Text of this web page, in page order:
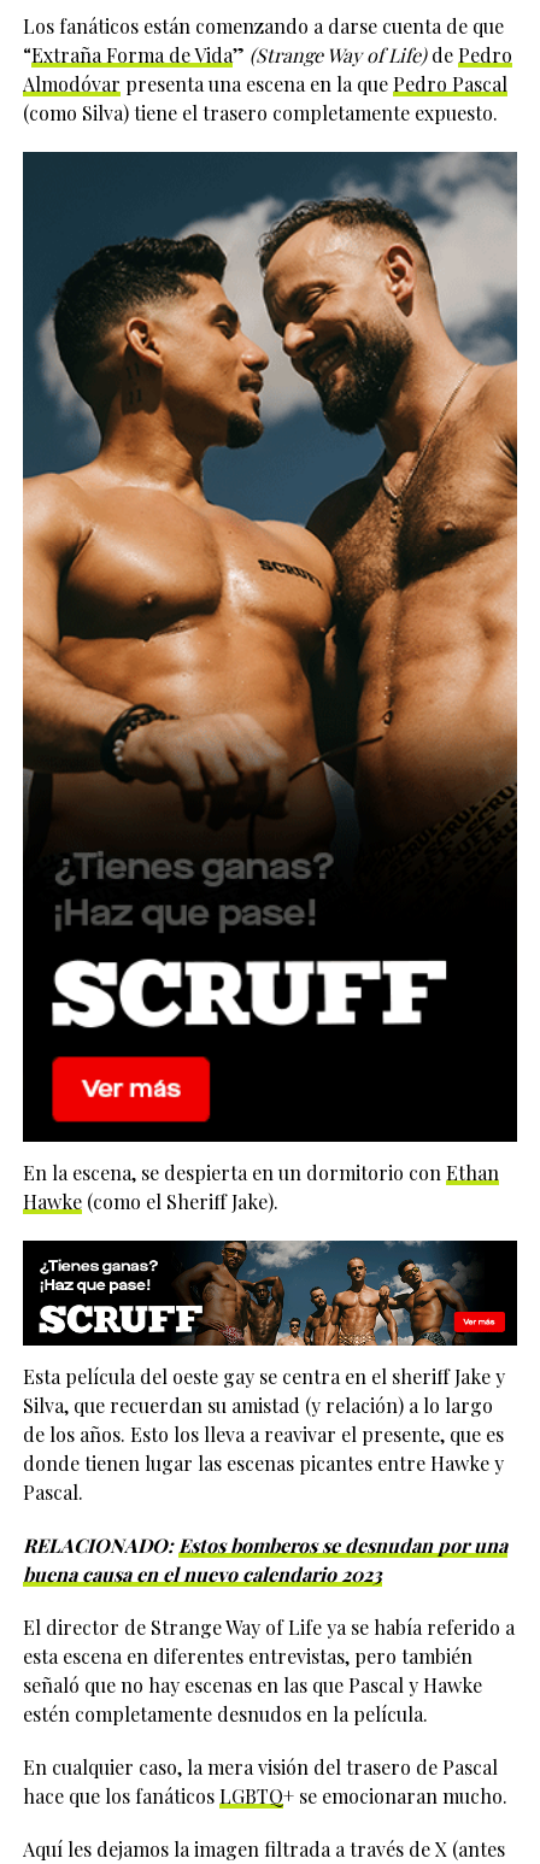
Los fanáticos están comenzando a darse cuenta de que
“Extraña Forma de Vida” (Strange Way of Life)de Pedro
Almodóvar presenta una escena en la que Pedro Pascal
(como Silva) tiene el trasero completamente expuesto.
En la escena, se despierta en un dormitorio con Ethan
Hawke(como el Sheriff Jake).
Esta película del oeste gay se centra en el sheriff Jake y
Silva, que recuerdan su amistad (y relación) a lo largo
de los años. Esto los lleva a reavivar el presente, que es
donde tienen lugar las escenas picantes entre Hawke y
Pascal.
RELACIONADO:Estos bomberos se desnudan por una
buena causa en el nuevo calendario 2023
El director de Strange Way of Life ya se había referido a
esta escena en diferentes entrevistas, pero también
señaló que no hay escenas en las que Pascal y Hawke
estén completamente desnudos en la película.
En cualquier caso, la mera visión del trasero de Pascal
hace que los fanáticosLGBTQ+ se emocionaran mucho.
Aquí les dejamos la imagen filtrada a través de X (antes